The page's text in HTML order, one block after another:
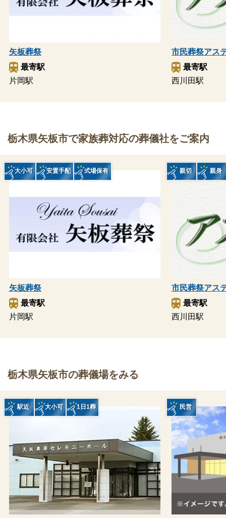
矢板葬祭
最寄駅
片岡駅
市民葬祭アス
最寄駅
西川田駅
栃木県矢板市で家族葬対応の葬儀社をご案内
矢板葬祭
最寄駅
片岡駅
大小可 安置手配 式場保有
市民葬祭アス
最寄駅
西川田駅
親切 親身
栃木県矢板市の葬儀場をみる
駅近 大小可 1日1葬 民営